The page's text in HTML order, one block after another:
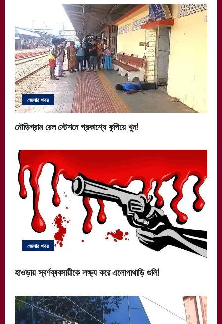
জেলার খবর
মৌড়িগ্রাম রেল স্টেশনে প্রকাশ্যে কুপিয়ে খুন!
জেলার খবর
হাওড়ায় স্বর্ণব্যবসায়ীকে লক্ষ্য করে এলোপাথাড়ি গুলি!